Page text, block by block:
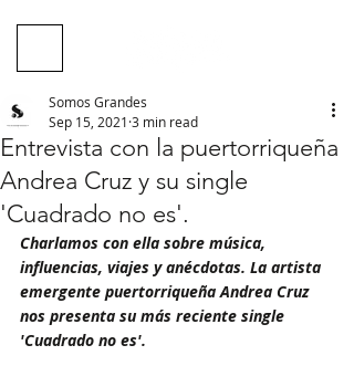
Entrevista con la puertorriqueña
Andrea Cruz y su single
'Cuadrado no es'.
Somos Grandes
Sep 15, 2021 3 min read
Charlamos con ella sobre música,
influencias, viajes y anécdotas. La artista
emergente puertorriqueña Andrea Cruz
nos presenta su más reciente single
'Cuadrado no es'.